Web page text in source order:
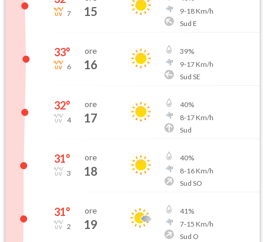
7 15
9-18Km/h
Sud E
33°
6
ore
16
39%
9-17Km/h
Sud SE
32°
4
ore
17
40%
8-17Km/h
Sud
31°
3
ore
18
40%
8-16Km/h
Sud SO
31°
2
ore
19
41%
7-15 Km/h
Sud O